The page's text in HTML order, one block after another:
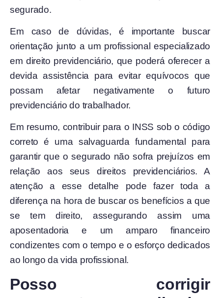
segurado.
Em caso de dúvidas, é importante buscar
orientação junto a um profissional especializado
em direito previdenciário, que poderá oferecer a
devida assistência para evitar equívocos que
possam afetar negativamente o futuro
previdenciário do trabalhador.
Em resumo, contribuir para o INSS sob o código
correto é uma salvaguarda fundamental para
garantir que o segurado não sofra prejuízos em
relação aos seus direitos previdenciários. A
atenção a esse detalhe pode fazer toda a
diferença na hora de buscar os benefícios a que
se tem direito, assegurando assim uma
aposentadoria e um amparo financeiro
condizentes com o tempo e o esforço dedicados
ao longo da vida profissional.
Posso corrigir